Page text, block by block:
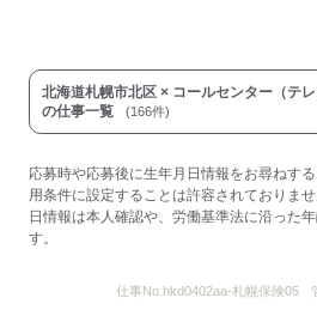
北海道札幌市北区 × コールセンター（テレ
の仕事一覧
(166件)
応募時や応募後に生年月日情報をお尋ねす
用条件に設定することは許容されておりま
日情報は本人確認や、労働基準法に沿った
す。
仕事No. hkd0402aa-札幌保険05